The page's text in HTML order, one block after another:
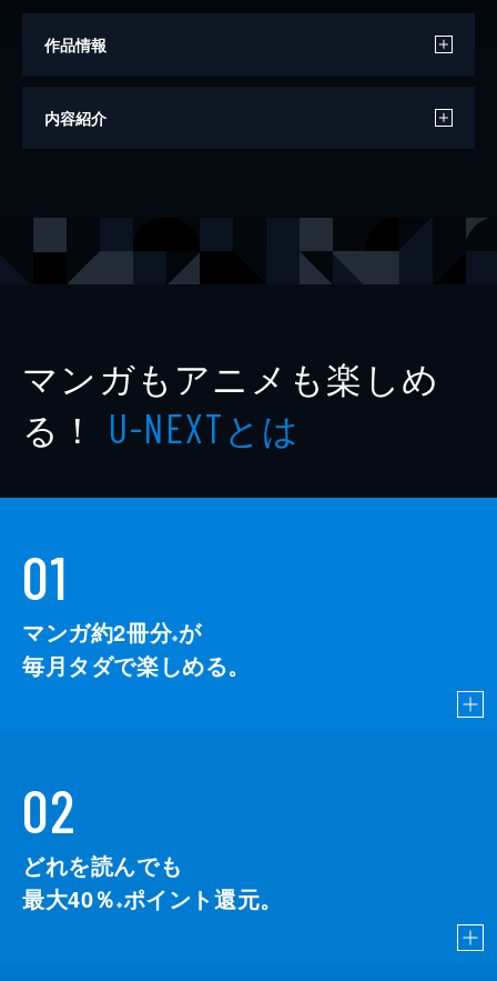
作品情報
作
内容紹介
マンガもアニメも楽しめ
る！ U-NEXTとは
01
マンガ約2冊分※が
毎月タダで楽しめる。
02
どれを読んでも
最大40％ ※ポイント還元。